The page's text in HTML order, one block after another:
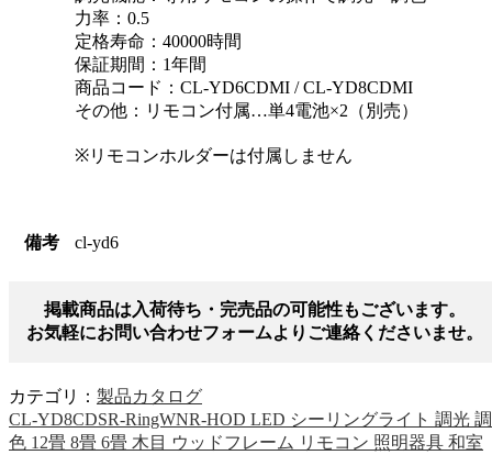
力率：0.5
定格寿命：40000時間
保証期間：1年間
商品コード：CL-YD6CDMI / CL-YD8CDMI
その他：リモコン付属…単4電池×2（別売）
※リモコンホルダーは付属しません
備考 cl-yd6
掲載商品は入荷待ち・完売品の可能性もございます。
お気軽にお問い合わせフォームよりご連絡くださいませ。
カテゴリ： 製品カタログ
CL-YD8CDSR-RingWNR-HOD LED シーリングライト 調光 調
色 12畳 8畳 6畳 木目 ウッドフレーム リモコン 照明器具 和室